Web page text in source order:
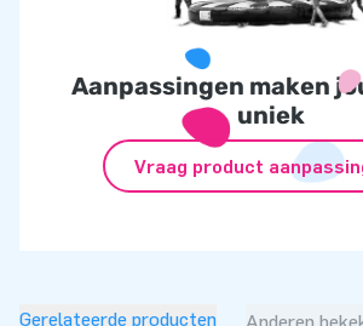
Aanpassingen maken
uniek
Vraag product
Gerelateerde producten